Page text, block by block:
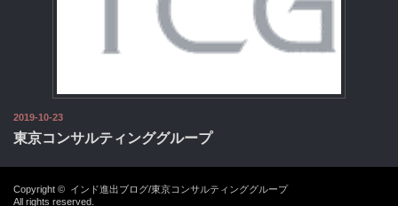
2019-10-23
東京コンサルティンググループ
Copyright © インド進出ブログ/東京コンサルティンググループ
All rights reserved.